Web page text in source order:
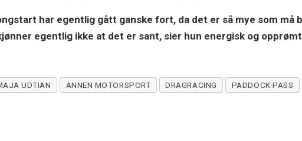
har egentlig gått ganske fort, da det er så mye som må
egentlig ikke at det er sant, sier hun energisk og
UDTIAN ANNEN MOTORSPORT DRAGRACING PADDOCK PASS